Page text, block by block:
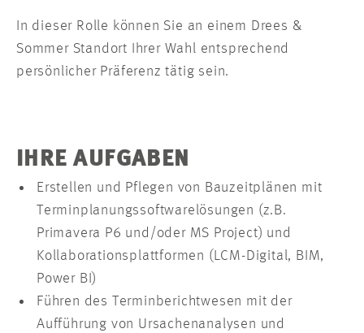
In dieser Rolle können Sie an einem Drees &
Sommer Standort Ihrer Wahl entsprechend
persönlicher Präferenz tätig sein.
IHRE AUFGABEN
Erstellen und Pflegen von Bauzeitplänen mit
Terminplanungssoftwarelösungen (z.B.
Primavera P6 und/oder MS Project) und
Kollaborationsplattformen (LCM-Digital, BIM,
Power BI)
Führen des Terminberichtwesen mit der
Aufführung von Ursachenanalysen und